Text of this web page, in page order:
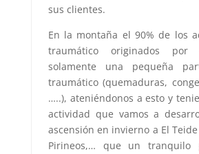
sus clientes.
En la montaña el 90% de los
traumático originados por
solamente una pequeña
traumático (quemaduras,
…..), ateniéndonos a esto y
actividad que vamos a
ascensión en invierno a El
Pirineos,… que un tranquilo